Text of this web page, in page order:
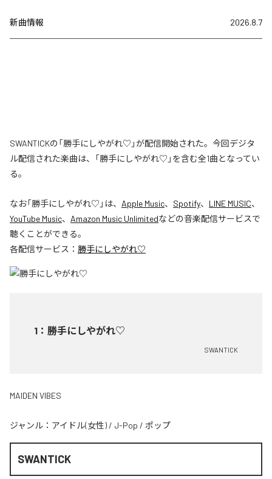
新曲情報 2026.8.7
SWANTICKの「勝手にしやがれ♡」が配信開始された。今回デジタ
ル配信された楽曲は、「勝手にしやがれ♡」を含む全1曲となってい
る。
なお「勝手にしやがれ♡ 」は、 Apple Music、 Spotify、 LINE MUSIC、
YouTube Music、 Amazon Music Unlimitedなどの音楽配信サービスで
聴くことができる。
各配信サービス： 勝手にしやがれ♡
1 ： 勝手にしやがれ♡
SWANTICK
MAIDEN VIBES
ジャンル： アイドル(女性) / J-Pop / ポップ
SWANTICK